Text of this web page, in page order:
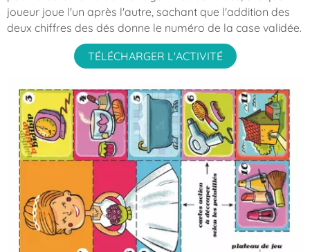
joueur joue l'un après l'autre, sachant que l'addition des
deux chiffres des dés donne le numéro de la case validée.
TÉLÉCHARGER L'ACTIVITÉ